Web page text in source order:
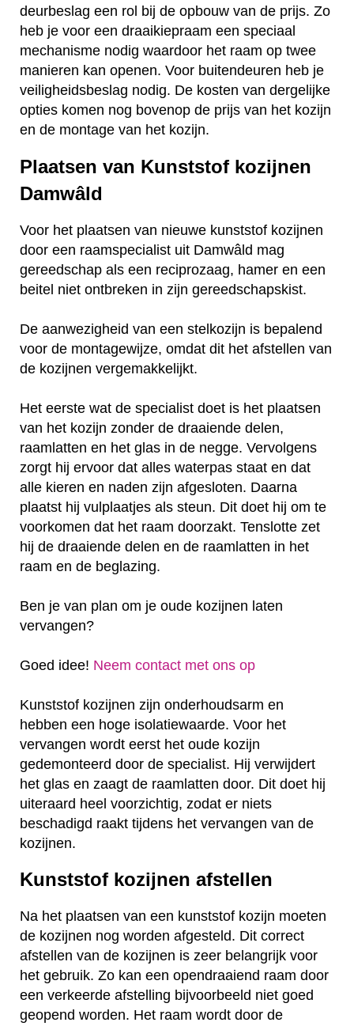
deurbeslag een rol bij de opbouw van de prijs. Zo
heb je voor een draaikiepraam een speciaal
mechanisme nodig waardoor het raam op twee
manieren kan openen. Voor buitendeuren heb je
veiligheidsbeslag nodig. De kosten van dergelijke
opties komen nog bovenop de prijs van het kozijn
en de montage van het kozijn.
Plaatsen van Kunststof kozijnen
Damwâld
Voor het plaatsen van nieuwe kunststof kozijnen
door een raamspecialist uit Damwâld mag
gereedschap als een reciprozaag, hamer en een
beitel niet ontbreken in zijn gereedschapskist.
De aanwezigheid van een stelkozijn is bepalend
voor de montagewijze, omdat dit het afstellen van
de kozijnen vergemakkelijkt.
Het eerste wat de specialist doet is het plaatsen
van het kozijn zonder de draaiende delen,
raamlatten en het glas in de negge. Vervolgens
zorgt hij ervoor dat alles waterpas staat en dat
alle kieren en naden zijn afgesloten. Daarna
plaatst hij vulplaatjes als steun. Dit doet hij om te
voorkomen dat het raam doorzakt. Tenslotte zet
hij de draaiende delen en de raamlatten in het
raam en de beglazing.
Ben je van plan om je oude kozijnen laten
vervangen?
Goed idee! Neem contact met ons op
Kunststof kozijnen zijn onderhoudsarm en
hebben een hoge isolatiewaarde. Voor het
vervangen wordt eerst het oude kozijn
gedemonteerd door de specialist. Hij verwijdert
het glas en zaagt de raamlatten door. Dit doet hij
uiteraard heel voorzichtig, zodat er niets
beschadigd raakt tijdens het vervangen van de
kozijnen.
Kunststof kozijnen afstellen
Na het plaatsen van een kunststof kozijn moeten
de kozijnen nog worden afgesteld. Dit correct
afstellen van de kozijnen is zeer belangrijk voor
het gebruik. Zo kan een opendraaiend raam door
een verkeerde afstelling bijvoorbeeld niet goed
geopend worden. Het raam wordt door de